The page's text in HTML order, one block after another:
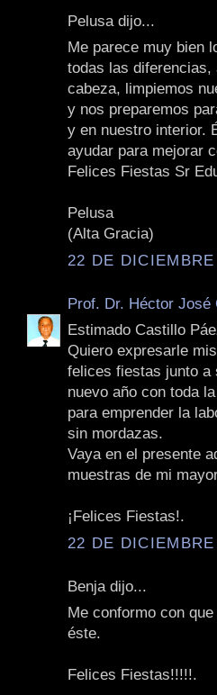
Pelusa dijo...
Me parece muy bien
todas las diferencias,
cabeza, limpiemos
y nos preparemos
y en nuestro interior.
ayudar para mejorar
Felices Fiestas Sr
Pelusa
(Alta Gracia)
22 DE
Prof. Dr. Héctor José
Estimado Castillo
Quiero expresarle
felices fiestas junto a
nuevo año con toda
para emprender la
sin mordazas.
Vaya en el presente
muestras de mi
¡Felices Fiestas!.
22 DE
Benja dijo...
Me conformo con
éste.
Felices Fiestas!!!!!.